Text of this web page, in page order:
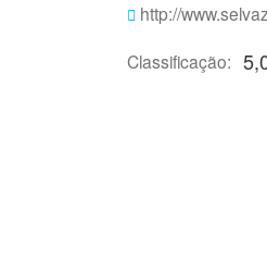
http://
Classificação: